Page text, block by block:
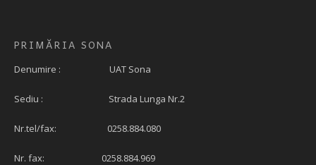
PRIMĂRIA SONA
Denumire : UAT Sona
Sediu : Strada Lunga Nr.2
Nr.tel/fax: 0258.884.080
Nr. fax: 0258.884.969